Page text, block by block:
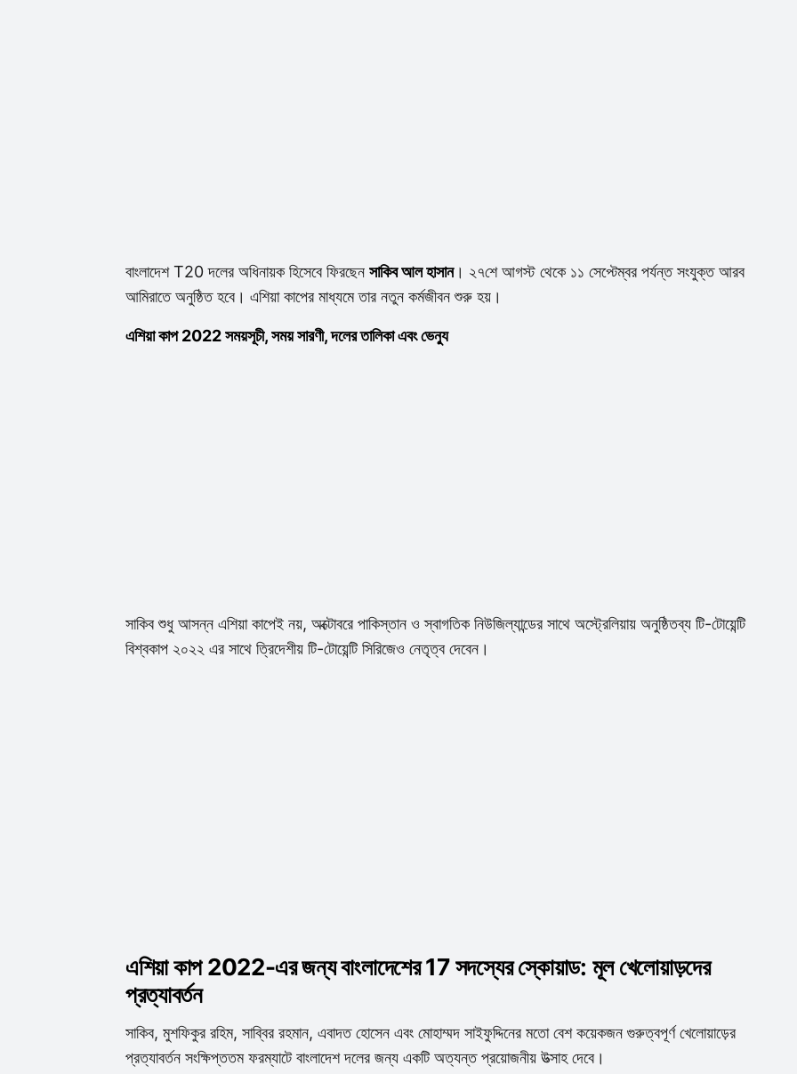
বাংলাদেশ T20 দলের অধিনায়ক হিসেবে ফিরছেন সাকিব আল হাসান। ২৭শে আগস্ট থেকে ১১ সেপ্টেম্বর পর্যন্ত সংযুক্ত আরব
আমিরাতে অনুষ্ঠিত হবে। এশিয়া কাপের মাধ্যমে তার নতুন কর্মজীবন শুরু হয়।
এশিয়া কাপ 2022 সময়সূচী, সময় সারণী, দলের তালিকা এবং ভেন্যু
সাকিব শুধু আসন্ন এশিয়া কাপেই নয়, অক্টোবরে পাকিস্তান ও স্বাগতিক নিউজিল্যান্ডের সাথে অস্ট্রেলিয়ায় অনুষ্ঠিতব্য টি-টোয়েন্টি
বিশ্বকাপ ২০২২ এর সাথে ত্রিদেশীয় টি-টোয়েন্টি সিরিজেও নেতৃত্ব দেবেন।
এশিয়া কাপ 2022-এর জন্য বাংলাদেশের 17 সদস্যের স্কোয়াড: মূল খেলোয়াড়দের
প্রত্যাবর্তন
সাকিব, মুশফিকুর রহিম, সাব্বির রহমান, এবাদত হোসেন এবং মোহাম্মদ সাইফুদ্দিনের মতো বেশ কয়েকজন গুরুত্বপূর্ণ খেলোয়াড়ের
প্রত্যাবর্তন সংক্ষিপ্ততম ফরম্যাটে বাংলাদেশ দলের জন্য একটি অত্যন্ত প্রয়োজনীয় উত্সাহ দেবে।